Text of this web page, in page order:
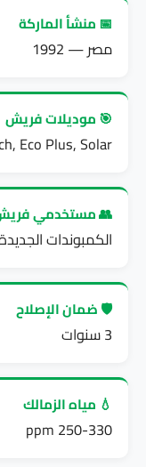
📅 منشأ الماركة
مصر — 1992
🎯 موديلات فريش
Eco Plus, Solar
👥 مستخدمي
الكمبوندات
🛡️ ضمان الإصلاح
3 سنوات
💧 مياه الزمالك
250-330 ppm